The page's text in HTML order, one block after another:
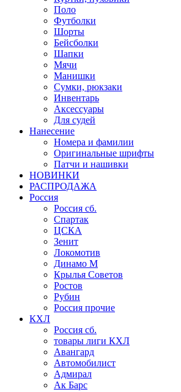
Поло
Футболки
Шорты
Бейсболки
Шапки
Мячи
Манишки
Сумки, рюкзаки
Инвентарь
Аксессуары
Для судей
Нанесение
Номера и фамилии
Оригинальные шрифты
Патчи и нашивки
НОВИНКИ
РАСПРОДАЖА
Россия
Россия сб.
Спартак
ЦСКА
Зенит
Локомотив
Динамо М
Крылья Советов
Ростов
Рубин
Россия прочие
КХЛ
Россия сб.
товары лиги КХЛ
Авангард
Автомобилист
Адмирал
Ак Барс